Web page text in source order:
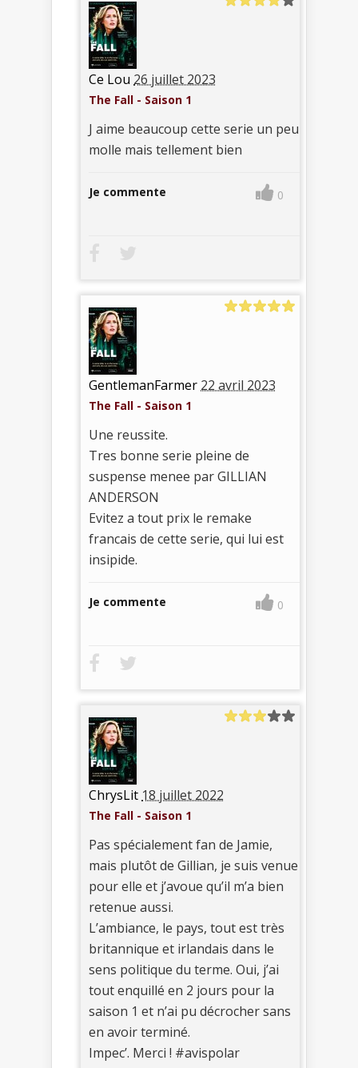
Ce Lou 26 juillet 2023
The Fall - Saison 1
J aime beaucoup cette serie un peu
molle mais tellement bien
Je commente 0
GentlemanFarmer 22 avril 2023
The Fall - Saison 1
Une reussite.
Tres bonne serie pleine de
suspense menee par GILLIAN
ANDERSON
Evitez a tout prix le remake
francais de cette serie, qui lui est
insipide.
Je commente 0
ChrysLit 18 juillet 2022
The Fall - Saison 1
Pas spécialement fan de Jamie,
mais plutôt de Gillian, je suis venue
pour elle et j’avoue qu’il m’a bien
retenue aussi.
L’ambiance, le pays, tout est très
britannique et irlandais dans le
sens politique du terme. Oui, j’ai
tout enquillé en 2 jours pour la
saison 1 et n’ai pu décrocher sans
en avoir terminé.
Impec’. Merci ! #avispolar